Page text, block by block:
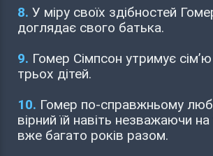
8. У міру своїх здібностей
доглядає свого батька.
9. Гомер Сімпсон утримує
трьох дітей.
10. Гомер по-справжньому
вірний їй навіть незважаючи
вже багато років разом.